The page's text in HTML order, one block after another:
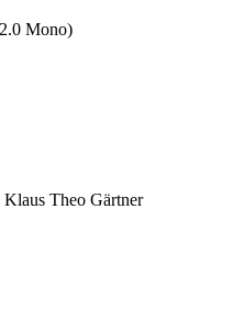
Mono)
Theo Gärtner